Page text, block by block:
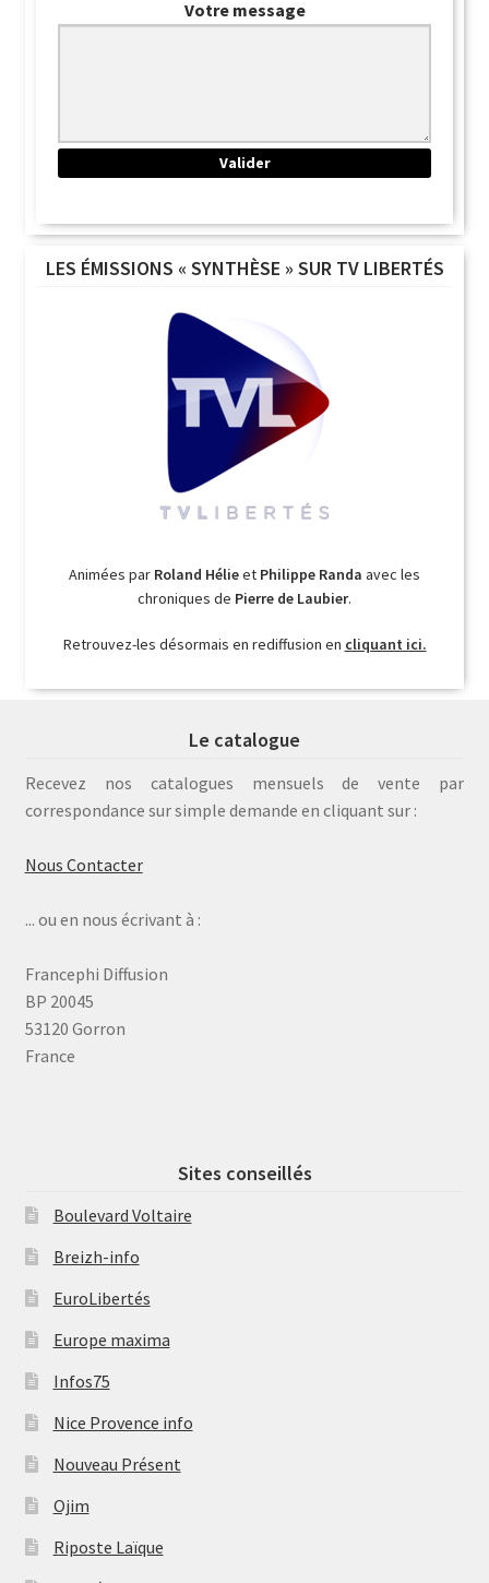
Votre message
LES ÉMISSIONS « SYNTHÈSE » SUR TV LIBERTÉS
Animées par Roland Hélieet Philippe Randa avec les
chroniques de Pierre de Laubier.
Retrouvez-les désormais en rediffusion en cliquant ici.
Le catalogue
Recevez nos catalogues mensuels de vente par
correspondance sur simple demande en cliquant sur :
Nous Contacter
... ou en nous écrivant à :
Francephi Diffusion
BP 20045
53120 Gorron
France
Sites conseillés
Boulevard Voltaire
Breizh-info
EuroLibertés
Europe maxima
Infos75
Nice Provence info
Nouveau Présent
Ojim
Riposte Laïque